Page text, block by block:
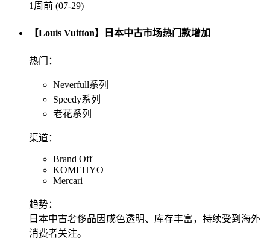
1周前 (07-29)
【Louis Vuitton】日本中古市场热门款增加
热门：
Neverfull系列
Speedy系列
老花系列
渠道：
Brand Off
KOMEHYO
Mercari
趋势：
日本中古奢侈品因成色透明、库存丰富，持续受到海外
消费者关注。